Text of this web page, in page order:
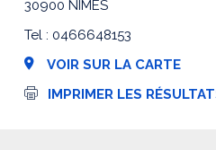
30900 NIMES
Tel : 0466648153
VOIR SUR LA CARTE
I
IMPRIMER LES